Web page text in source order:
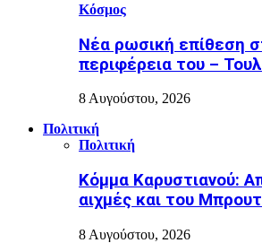
Κόσμος
Nέα ρωσική επίθεση
περιφέρεια του –
8 Αυγούστου, 2026
Πολιτική
Πολιτική
Κόμμα Καρυστιανού:
αιχμές και του
8 Αυγούστου, 2026